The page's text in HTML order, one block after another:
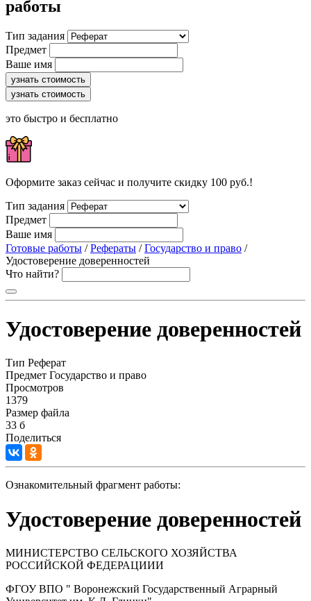
работы
Тип задания
Предмет
Ваше имя
узнать стоимость
узнать стоимость
это быстро и бесплатно
Оформите заказ сейчас и получите скидку 100 руб.!
Тип задания
Предмет
Ваше имя
Готовые работы /Рефераты /Государство и право /
Удостоверение доверенностей
Что найти?
Удостоверение доверенностей
Тип Реферат
Предмет Государство и право
Просмотров
1379
Размер файла
33 б
Поделиться
Ознакомительный фрагмент работы:
Удостоверение доверенностей
МИНИСТЕРСТВО СЕЛЬСКОГО ХОЗЯЙСТВА
РОССИЙСКОЙ ФЕДЕРАЦИИИ
ФГОУ ВПО " Воронежский Государственный Аграрный